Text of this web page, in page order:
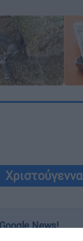
Χριστούγεννα
News!